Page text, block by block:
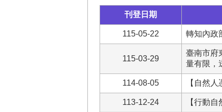
刊登日期
115-05-22 轉知內政
115-03-29
臺南市府
量有限，
114-08-05 【自然
113-12-24 【行動